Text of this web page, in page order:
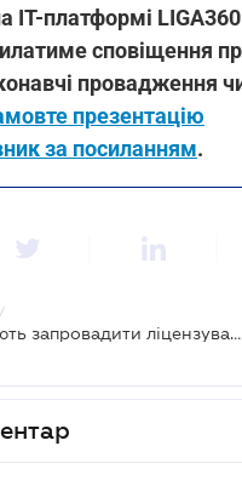
ІТ-платформі
сповіщення
провадження
презентацію
за посиланням.
/
Депутати пропонують запровадити ліцензування діяльності з буріння свердловин для добування підземних вод